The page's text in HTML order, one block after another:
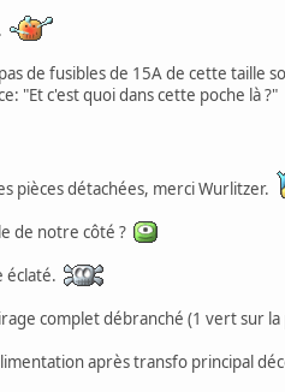
de fusibles de 15A de cette taille
"Et c'est quoi dans cette poche là ?"
pièces détachées, merci Wurlitzer.
de notre côté ?
éclaté.
complet débranché (1 vert sur
après transfo principal